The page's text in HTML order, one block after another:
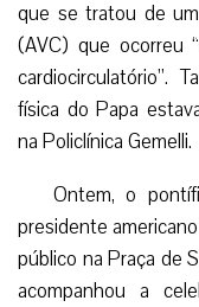
que se tratou de
(AVC) que ocorreu
cardiocirculatório”.
física do Papa
na Policlínica Gemelli.
Ontem, o
presidente
público na Praça de
acompanhou a